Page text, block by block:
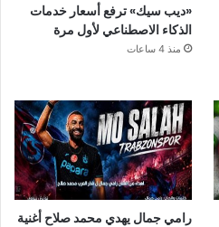
«ديب سيك» ترفع أسعار خدمات
الذكاء الاصطناعي لأول مرة
منذ 4 ساعات
رامي جمال يهدي محمد صلاح أغنية